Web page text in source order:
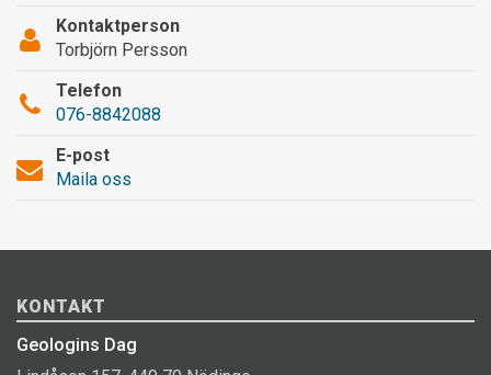
Kontaktperson
Torbjörn Persson
Telefon
076-8842088
E-post
Maila oss
KONTAKT
Geologins Dag